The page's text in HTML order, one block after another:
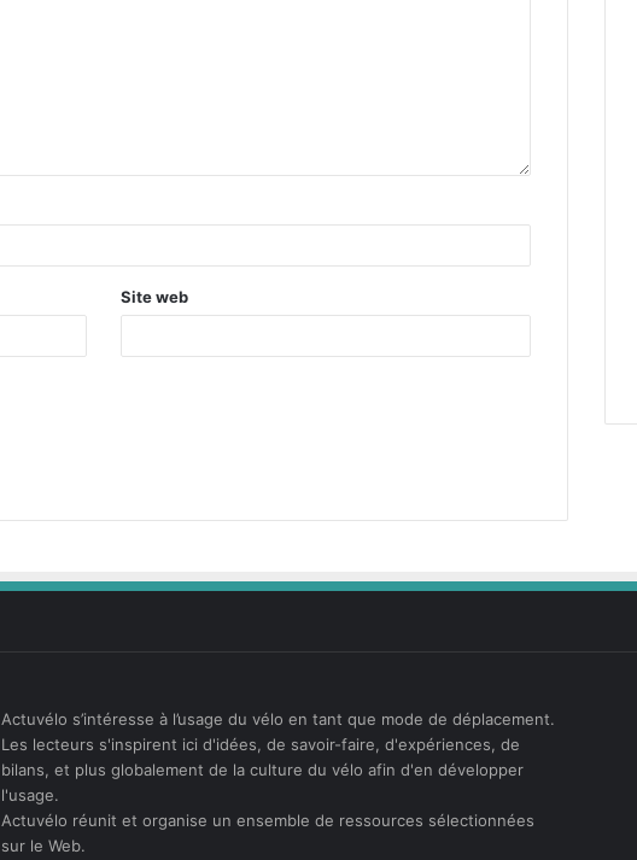
Site web
Actuvélo s’intéresse à l’usage du vélo en tant que mode de déplacement.
Les lecteurs s'inspirent ici d'idées, de savoir-faire, d'expériences, de
bilans, et plus globalement de la culture du vélo afin d'en développer
l'usage.
Actuvélo réunit et organise un ensemble de ressources sélectionnées
sur le Web.